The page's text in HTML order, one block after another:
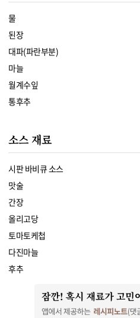
물
된장
대파(파란부분)
마늘
월계수잎
통후추
소스 재료
시판 바비큐 소스
맛술
간장
올리고당
토마토케첩
다진마늘
후추